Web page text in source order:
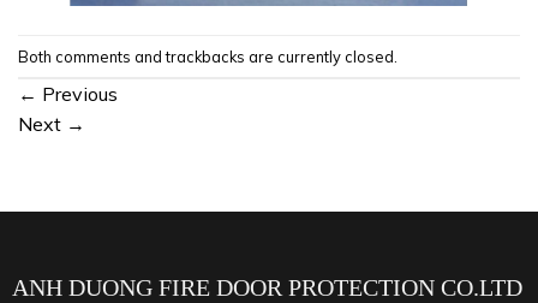
Both comments and trackbacks are currently closed.
← Previous
Next →
ANH DUONG FIRE DOOR PROTECTION CO.LTD